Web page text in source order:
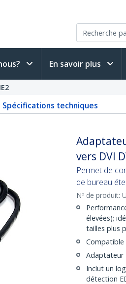
En savoir plus
Spécifications techniques
vers DVI
Permet de
de bureau
Nº de produit:
élevées);
tailles plus
Compatible
Adaptateur
Inclut un
détection